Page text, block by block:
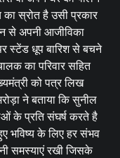
स्रोत है उसी प्रकार
से अपनी आजीविका
स्टेंड धूप बारिश से बचने
का परिवार सहित
को पत्र लिख
ने बताया कि सुनील
के प्रति संघर्ष करते है
भविष्य के लिए हर संभव
समस्याएं रखी जिसके